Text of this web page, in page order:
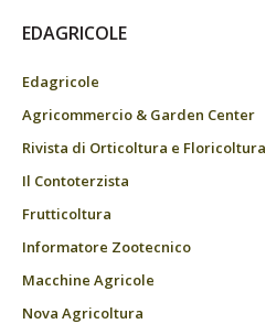
EDAGRICOLE
Edagricole
Agricommercio & Garden Center
Rivista di Orticoltura e Floricoltura
Il Contoterzista
Frutticoltura
Informatore Zootecnico
Macchine Agricole
Nova Agricoltura